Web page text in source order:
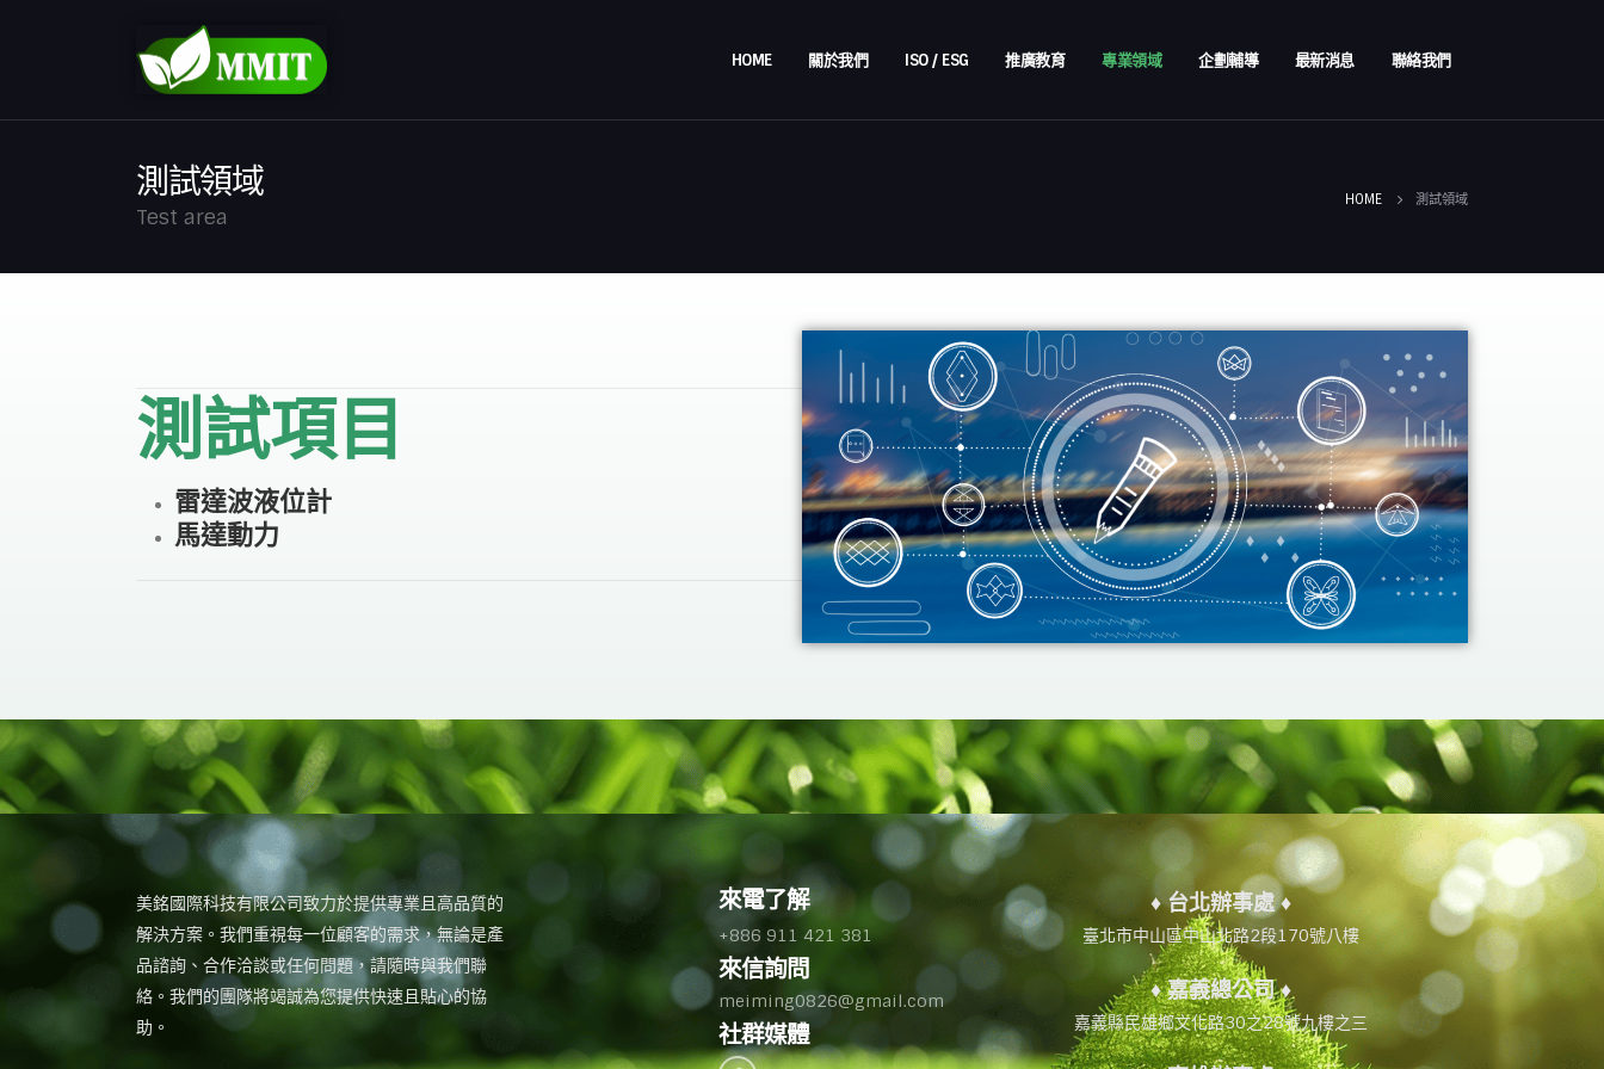
HOME 關於我們 ISO / ESG 推廣教育 專業領域 企劃輔導 最新消息 聯絡我們
測試領域
Test area
HOME 測試領域
測試項目
雷達波液位計
馬達動力
美銘國際科技有限公司致力於提供專業且高品質的
解決方案。我們重視每一位顧客的需求，無論是產
品諮詢、合作洽談或任何問題，請隨時與我們聯
絡。我們的團隊將竭誠為您提供快速且貼心的協
助。
來電了解
+886 911 421 381
來信詢問
meiming0826@gmail.com
社群媒體
♦ 台北辦事處 ♦
臺北市中山區中山北路2段170號八樓
♦ 嘉義總公司 ♦
嘉義縣民雄鄉文化路30之28號九樓之三